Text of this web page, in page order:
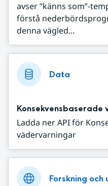
avser ”känns som”-
förstå
denna vägled...
Data
Ladda ner API för
vädervarningar
Forskning och